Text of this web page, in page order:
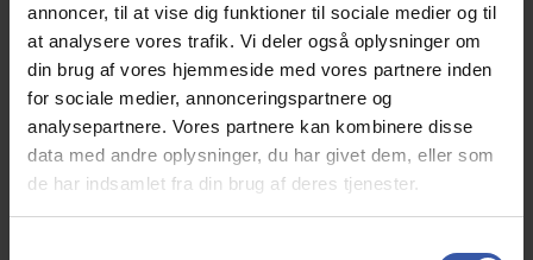
annoncer, til at vise dig funktioner til sociale medier og til
at analysere vores trafik. Vi deler også oplysninger om
din brug af vores hjemmeside med vores partnere inden
for sociale medier, annonceringspartnere og
analysepartnere. Vores partnere kan kombinere disse
data med andre oplysninger, du har givet dem, eller som
de har indsamlet fra din brug af deres tjenester.
Frisenborg hvid kommode 95 cm bred med 4
skuffer
14190
Frisenborg kollektionen er en serie
Dansk
producerede
møbler til soveværelset, stuen og
spisestuen i romantisk k
lassisk Herregårds stil.